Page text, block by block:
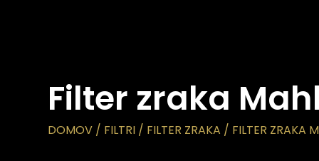
Filter zraka
DOMOV / FILTRI / FILTER ZRAKA / FILTER ZRAKA